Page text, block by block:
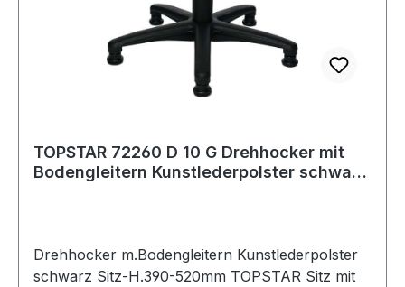
TOPSTAR 72260 D 10 G Drehhocker mit
Bodengleitern Kunstlederpolster schwarz
Drehhocker m.Bodengleitern Kunstlederpolster
schwarz Sitz-H.390-520mm TOPSTAR Sitz mit